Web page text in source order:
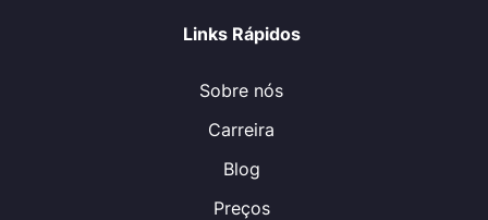
Links Rápidos
Sobre nós
Carreira
Blog
Preços